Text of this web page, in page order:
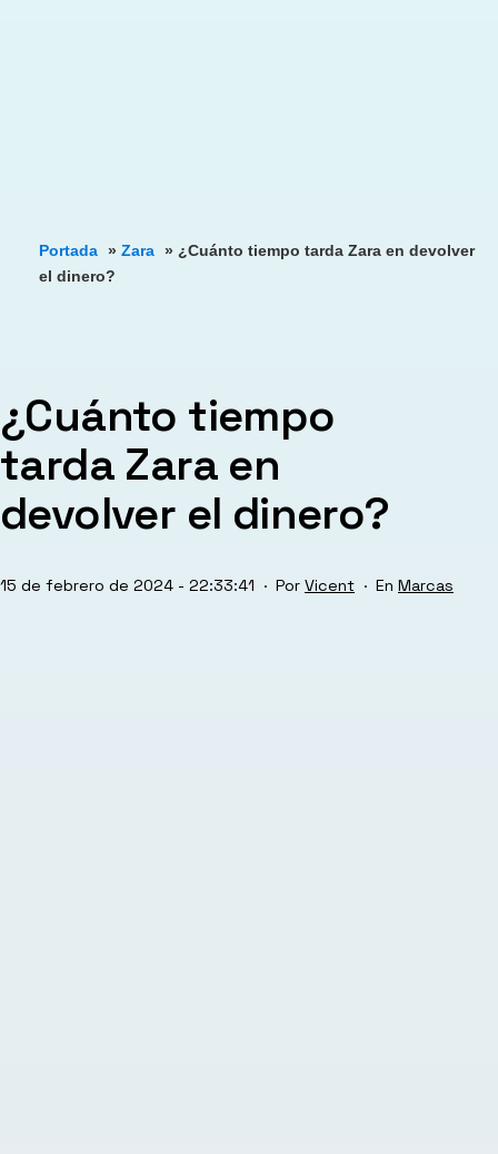
Portada » Zara » ¿Cuánto tiempo tarda Zara en devolver
el dinero?
¿Cuánto tiempo
tarda Zara en
devolver el dinero?
Publicada
15 de febrero de 2024 - 22:33:41 Por Vicent Marcas